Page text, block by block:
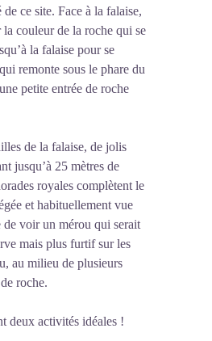
ce site. Face à la falaise,
couleur de la roche qui se
la falaise pour se
remonte sous le phare du
petite entrée de roche
de la falaise, de jolis
jusqu’à 25 mètres de
royales complètent le
et habituellement vue
de voir un mérou qui serait
mais plus furtif sur les
au milieu de plusieurs
roche.
deux activités idéales !